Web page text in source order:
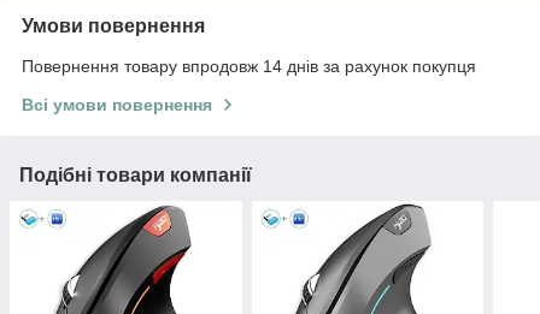
Умови повернення
Повернення товару впродовж 14 днів за рахунок покупця
Всі умови повернення
Подібні товари компанії